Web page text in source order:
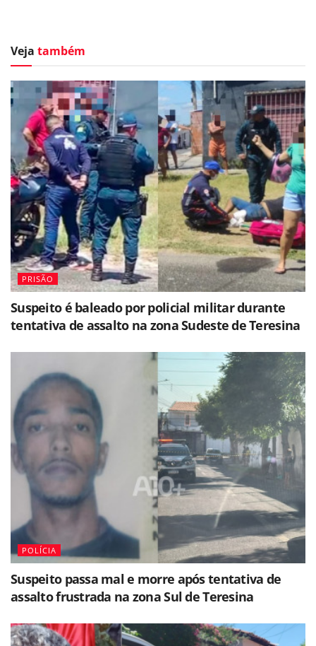
Veja também
PRISÃO
Suspeito é baleado por policial militar durante
tentativa de assalto na zona Sudeste de Teresina
POLÍCIA
Suspeito passa mal e morre após tentativa de
assalto frustrada na zona Sul de Teresina